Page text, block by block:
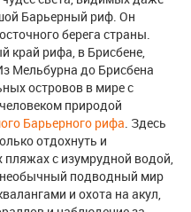
Барьерный риф. Он
берега страны.
рифа, в Брисбене,
Мельбурна до Брисбена
островов в мире с
природой
Барьерного рифа . Здесь
отдохнуть и
пляжах с изумрудной водой,
необычный подводный мир
и охота на акул,